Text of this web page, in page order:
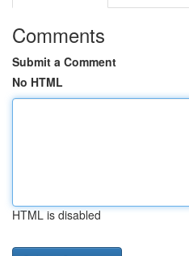
Comments
Submit a Comment
No HTML
HTML is disabled